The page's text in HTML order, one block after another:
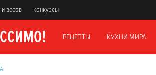
весов конкурсы
РЕЦЕПТЫ КУХНИ МИРА